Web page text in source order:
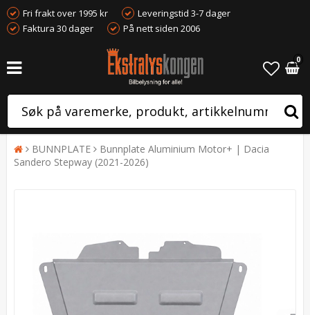
Fri frakt over 1995 kr
Leveringstid 3-7 dager
Faktura 30 dager
På nett siden 2006
0
BUNNPLATE
Bunnplate Aluminium Motor+ | Dacia
Sandero Stepway (2021-2026)